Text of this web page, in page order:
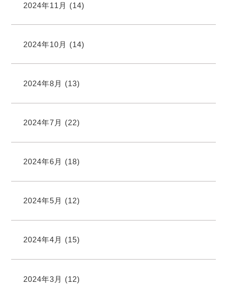
2024年11月 (14)
2024年10月 (14)
2024年8月 (13)
2024年7月 (22)
2024年6月 (18)
2024年5月 (12)
2024年4月 (15)
2024年3月 (12)